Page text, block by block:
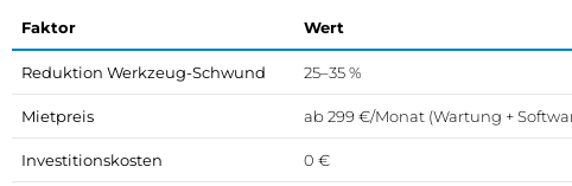
Faktor Wert
Reduktion Werkzeug-Schwund 25–35 %
Mietpreis ab 299 €/Monat (Wartung +
Investitionskosten 0 €